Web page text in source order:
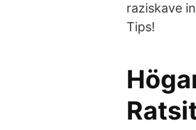
raziskave
Tips!